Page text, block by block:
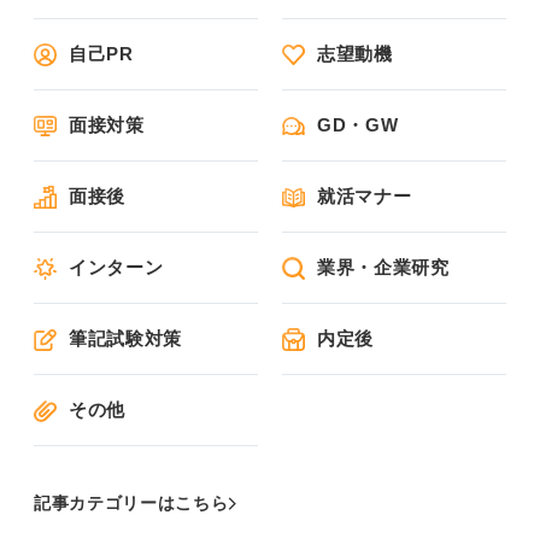
自己PR 志望動機
面接対策 GD・GW
面接後 就活マナー
インターン 業界・企業研究
筆記試験対策 内定後
その他
記事カテゴリーはこちら